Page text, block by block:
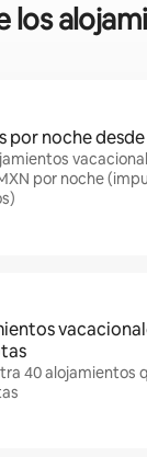
los
por noche desde
por noche
40 alojamientos